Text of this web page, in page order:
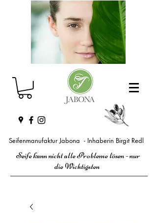
Seifenmanufaktur Jabona - Inhaberin Birgit Redl
Seife kann nicht alle Probleme lösen - nur
die Wichtigsten